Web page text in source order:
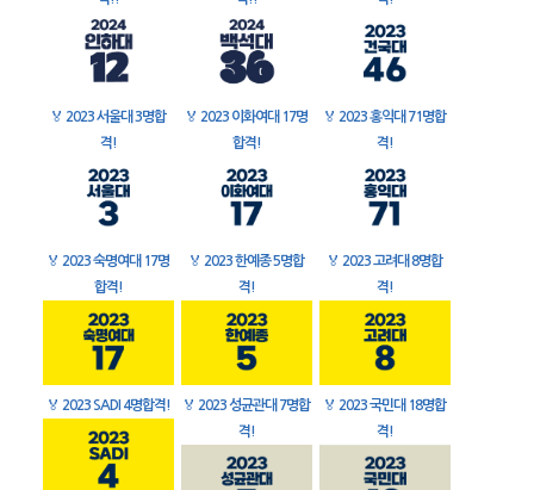
🏅 2023 서울대 3명합
격!
🏅 2023 이화여대 17명
합격!
🏅 2023 홍익대 71명합
격!
🏅 2023 숙명여대 17명
합격!
🏅 2023 한예종 5명합
격!
🏅 2023 고려대 8명합
격!
🏅 2023 SADI 4명합격! 🏅 2023 성균관대 7명합
격!
🏅 2023 국민대 18명합
격!